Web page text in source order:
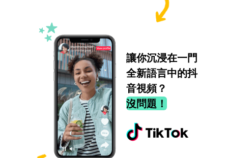
讓你沉浸在一門
全新語言中的抖
音視頻？
沒問題！